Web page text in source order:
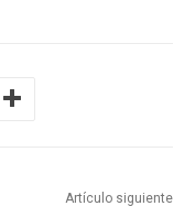
Artículo siguiente